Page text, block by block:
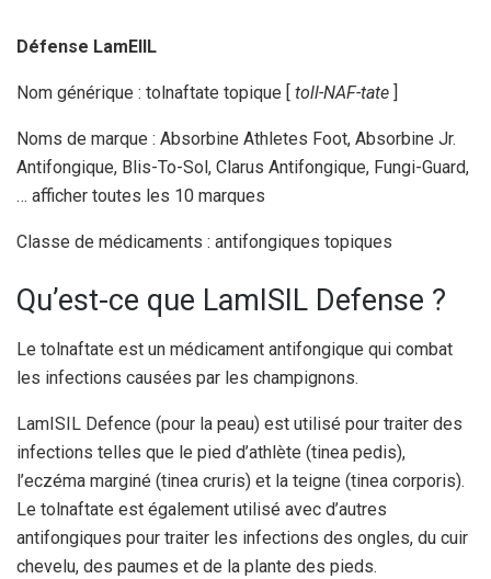
Défense LamEIIL
Nom générique : tolnaftate topique [ toll-NAF-tate ]
Noms de marque : Absorbine Athletes Foot, Absorbine Jr.
Antifongique, Blis-To-Sol, Clarus Antifongique, Fungi-Guard,
… afficher toutes les 10 marques
Classe de médicaments : antifongiques topiques
Qu’est-ce que LamISIL Defense ?
Le tolnaftate est un médicament antifongique qui combat
les infections causées par les champignons.
LamISIL Defence (pour la peau) est utilisé pour traiter des
infections telles que le pied d’athlète (tinea pedis),
l’eczéma marginé (tinea cruris) et la teigne (tinea corporis).
Le tolnaftate est également utilisé avec d’autres
antifongiques pour traiter les infections des ongles, du cuir
chevelu, des paumes et de la plante des pieds.